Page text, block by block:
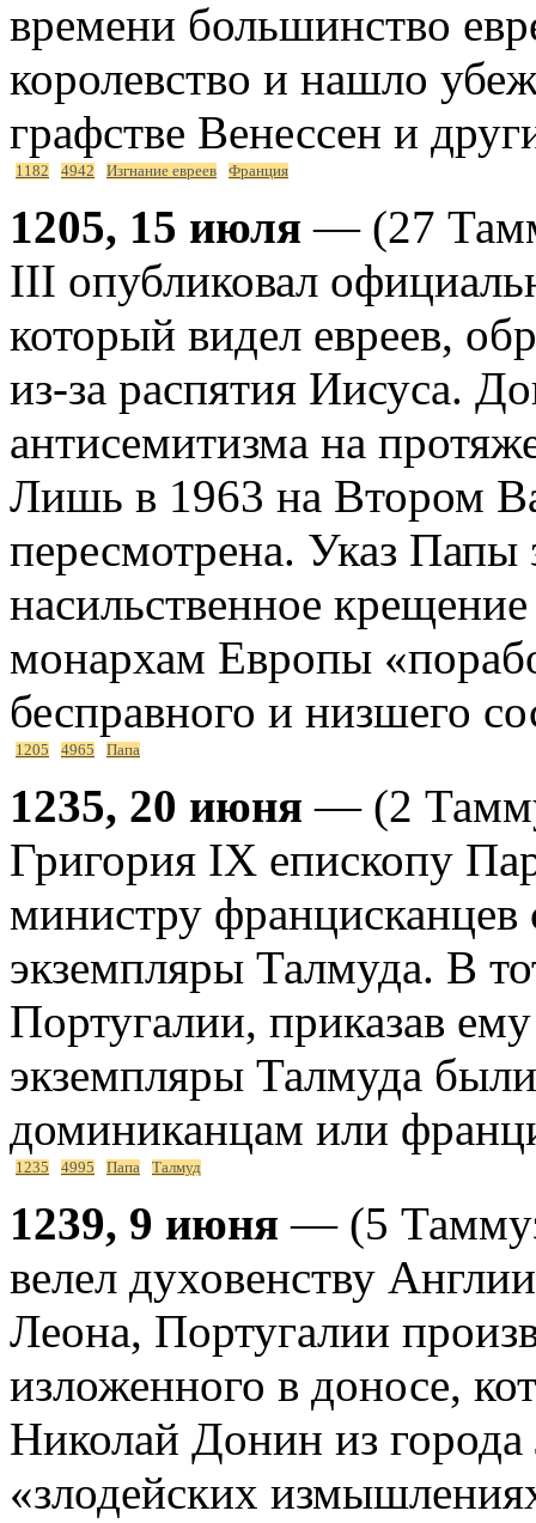
времени большинство
королевство и нашло
графстве Венессен и
1182 4942 Изгнание евреев Франция
1205, 15 июля — (27
III опубликовал
который видел евреев,
из-за распятия Иисуса.
антисемитизма на
Лишь в 1963 на Втором
пересмотрена. Указ Папы
насильственное
монархам Европы
бесправного и низшего
1205 4965 Папа
1235, 20 июня — (2
Григория IX епископу
министру францисканцев
экземпляры Талмуда. В
Португалии, приказав
экземпляры Талмуда
доминиканцам или
1235 4995 Папа Талмуд
1239, 9 июня — (5
велел духовенству
Леона, Португалии
изложенного в доносе,
Николай Донин из
«злодейских